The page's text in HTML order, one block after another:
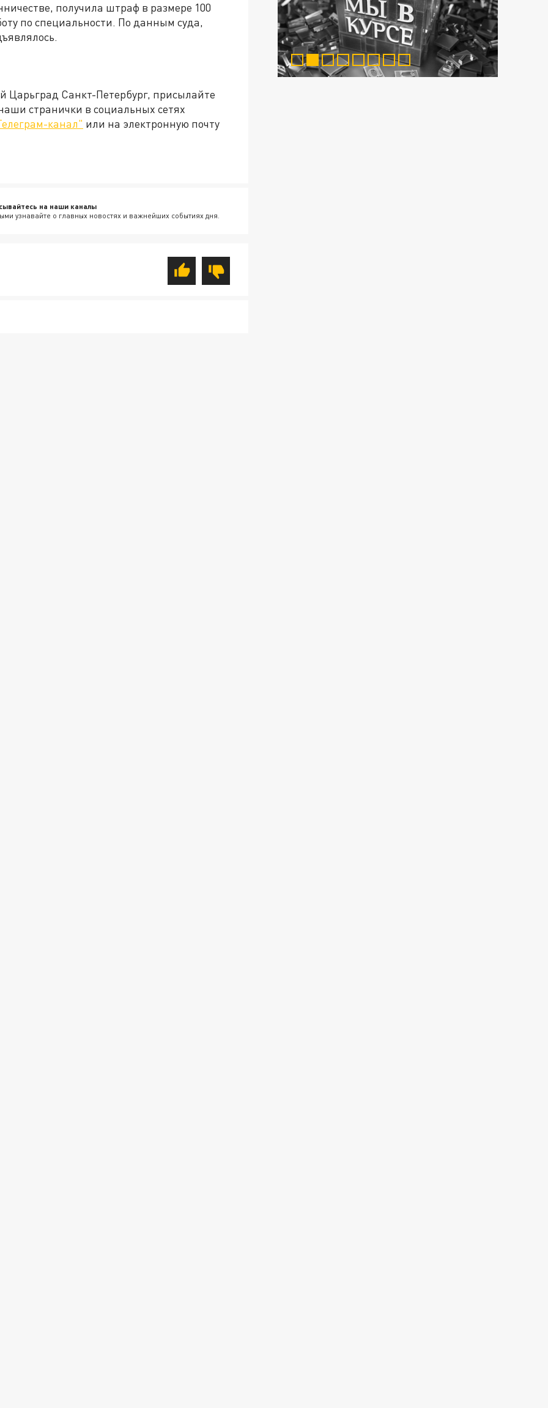
получила штраф в размере 100
по специальности. По данным суда,
Царьград Санкт-Петербург, присылайте
странички в социальных сетях
канал" или на электронную почту
на наши каналы
узнавайте о главных новостях и важнейших событиях дня.